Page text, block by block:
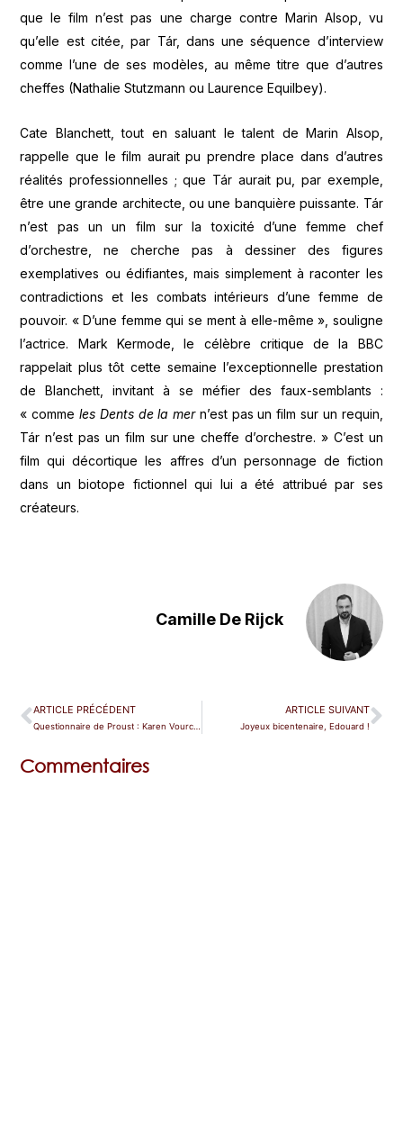
que le film n’est pas une charge contre Marin Alsop, vu
qu’elle est citée, par Tár, dans une séquence d’interview
comme l’une de ses modèles, au même titre que d’autres
cheffes (Nathalie Stutzmann ou Laurence Equilbey).
Cate Blanchett, tout en saluant le talent de Marin Alsop,
rappelle que le film aurait pu prendre place dans d’autres
réalités professionnelles ; que Tár aurait pu, par exemple,
être une grande architecte, ou une banquière puissante. Tár
n’est pas un un film sur la toxicité d’une femme chef
d’orchestre, ne cherche pas à dessiner des figures
exemplatives ou édifiantes, mais simplement à raconter les
contradictions et les combats intérieurs d’une femme de
pouvoir. « D’une femme qui se ment à elle-même », souligne
l’actrice. Mark Kermode, le célèbre critique de la BBC
rappelait plus tôt cette semaine l’exceptionnelle prestation
de Blanchett, invitant à se méfier des faux-semblants :
« comme les Dents de la mern’est pas un film sur un requin,
Tár n’est pas un film sur une cheffe d’orchestre. » C’est un
film qui décortique les affres d’un personnage de fiction
dans un biotope fictionnel qui lui a été attribué par ses
créateurs.
Camille De Rijck
ARTICLE PRÉCÉDENT ARTICLE SUIVANT
Joyeux bicentenaire, Edouard !
Commentaires